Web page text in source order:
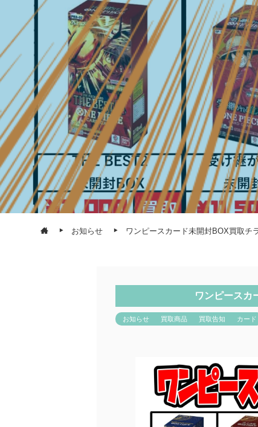
お知らせ ワンピースカード未開封BOX買取チ
ワンピースカ
お知らせ 買取商品 買取告知 カード